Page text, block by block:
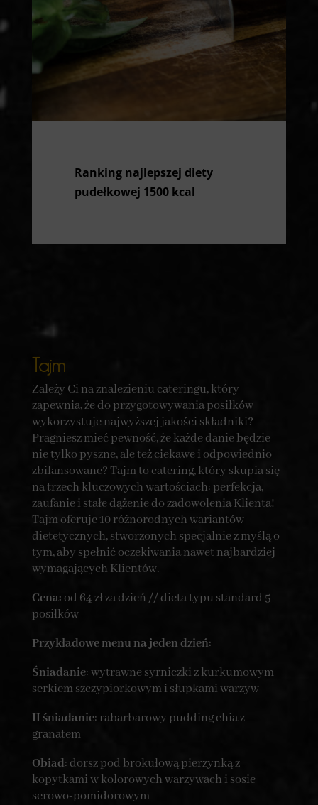
Ranking najlepszej diety
pudełkowej 1500 kcal
Tajm
Zależy Ci na znalezieniu cateringu, który
zapewnia, że do przygotowywania posiłków
wykorzystuje najwyższej jakości składniki?
Pragniesz mieć pewność, że każde danie będzie
nie tylko pyszne, ale też ciekawe i odpowiednio
zbilansowane? Tajm to catering, który skupia się
na trzech kluczowych wartościach: perfekcja,
zaufanie i stałe dążenie do zadowolenia Klienta!
Tajm oferuje 10 różnorodnych wariantów
dietetycznych, stworzonych specjalnie z myślą o
tym, aby spełnić oczekiwania nawet najbardziej
wymagających Klientów.
Cena: od 64 zł za dzień // dieta typu standard 5
posiłków
Przykładowe menu na jeden dzień:
Śniadanie: wytrawne syrniczki z kurkumowym
serkiem szczypiorkowym i słupkami warzyw
II śniadanie: rabarbarowy pudding chia z
granatem
Obiad: dorsz pod brokułową pierzynką z
kopytkami w kolorowych warzywach i sosie
serowo-pomidorowym